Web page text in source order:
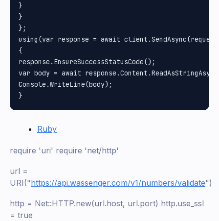
}
}
};
using(var response = await
{
response.EnsureSuccessStatusCode();
var body = await
Console.WriteLine(body);
Ruby
require 'uri' require 'net/http'
url =
URI("https://api.wassenger.com/v1/numbers/validate")
http = Net::HTTP.new(url.host, url.port) http.use_ssl
= true